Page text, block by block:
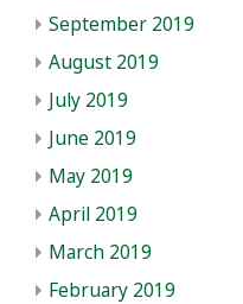
September 2019
August 2019
July 2019
June 2019
May 2019
April 2019
March 2019
February 2019